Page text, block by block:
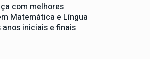
com melhores
Matemática e Língua
iniciais e finais